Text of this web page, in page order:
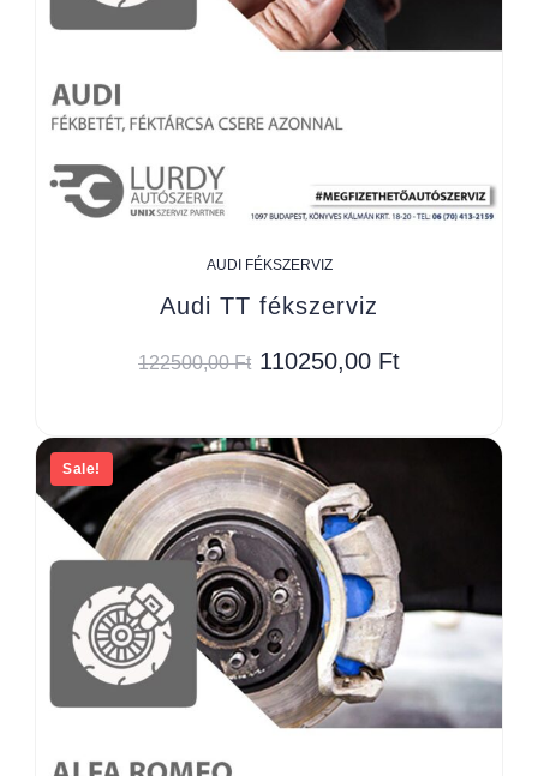
AUDI FÉKSZERVIZ
Audi TT fékszerviz
122500,00Ft 110250,00 Ft
Sale!